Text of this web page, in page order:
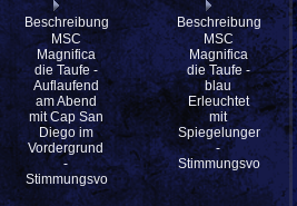
Beschreibung:
MSC
Magnifica
die Taufe -
Auflaufend
am Abend
mit Cap San
Diego im
Vordergrund
-
Stimmungsvoll
Beschreibung:
MSC
Magnifica
die Taufe -
blau
Erleuchtet
mit
Spiegelungen
-
Stimmungsvoll